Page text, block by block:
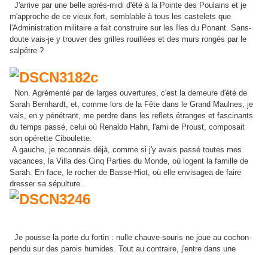
J'arrive par une belle après-midi d'été à la Pointe des Poulains et je
m'approche de ce vieux fort, semblable à tous les castelets que
l'Administration militaire a fait construire sur les îles du Ponant. Sans-
doute vais-je y trouver des grilles rouillèes et des murs rongés par le
salpêtre ?
Non. Agrémenté par de larges ouvertures, c'est la demeure d'été de
Sarah Bernhardt, et, comme lors de la Fête dans le Grand Maulnes, je
vais, en y pénétrant, me perdre dans les reflets étranges et fascinants
du temps passé, celui où Renaldo Hahn, l'ami de Proust, composait
son opérette Ciboulette.
A gauche, je reconnais déjà, comme si j'y avais passé toutes mes
vacances, la Villa des Cinq Parties du Monde, où logent la famille de
Sarah. En face, le rocher de Basse-Hiot, où elle envisagea de faire
dresser sa sépulture.
Je pousse la porte du fortin : nulle chauve-souris ne joue au cochon-
pendu sur des parois humides. Tout au contraire, j'entre dans une